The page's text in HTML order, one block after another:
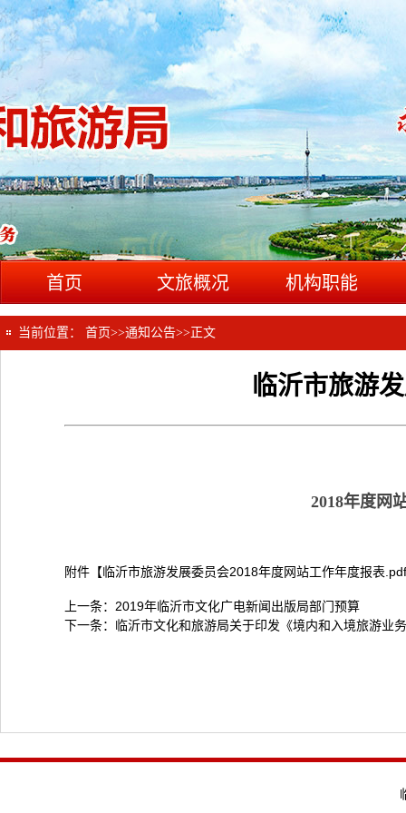
首页 文旅概况 机构职能
当前位置： 首页>>通知公告>> 正文
临沂市旅游
2018年度网
附件【临沂市旅游发展委员会2018年度网站工作年度报表.pdf
上一条： 2019年临沂市文化广电新闻出版局部门预算
下一条： 临沂市文化和旅游局关于印发《境内和入境旅游业